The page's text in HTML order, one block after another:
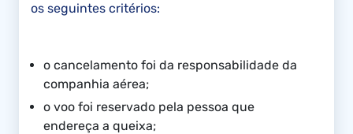
os seguintes critérios:
o cancelamento foi da responsabilidade da
companhia aérea;
o voo foi reservado pela pessoa que
endereça a queixa;